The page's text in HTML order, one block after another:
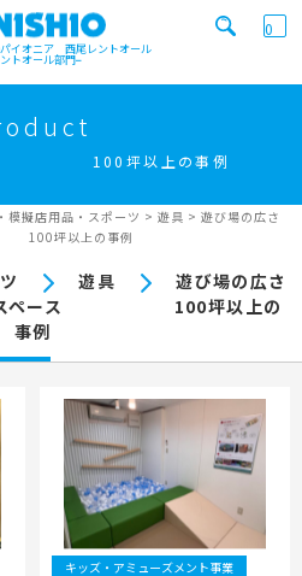
イオニア 西尾レントオール
トオール部門
業
0
ニュース/ブログ
ス 100坪以上の事例
模擬店用品・スポーツ > 遊具 > 遊び場の広さ
坪以上の事例
遊具
遊び場の広さ
スペース 100坪以上の
事例
キッズ・アミューズメント事業